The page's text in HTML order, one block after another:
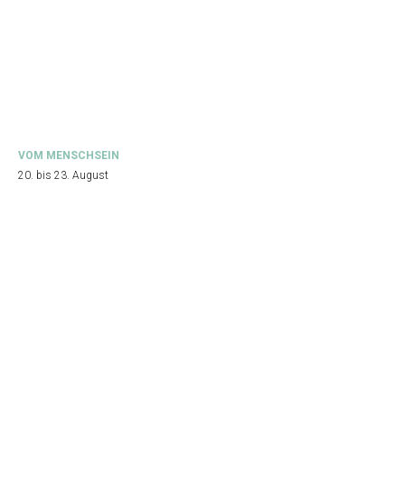
VOM MENSCHSEIN
20. bis 23. August